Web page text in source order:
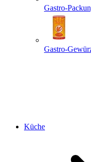
Gastro-
Gastro-
Küche